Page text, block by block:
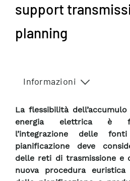
support
planning
Informazioni
La flessibilità
energia elettrica è
l’integrazione delle
pianificazione deve
delle reti di trasmissione e
nuova procedura euristica